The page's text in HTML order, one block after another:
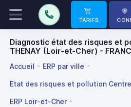
TARIFS
Diagnostic état des risques et
THENAY (Loir-et-Cher) -
Accueil ERP par ville
Etat des risques et pollution
ERP Loir-et-Cher